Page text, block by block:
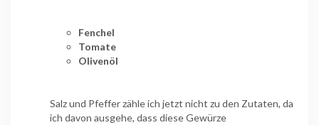
Fenchel
Tomate
Olivenöl
Salz und Pfeffer zähle ich jetzt nicht zu den Zutaten, da
ich davon ausgehe, dass diese Gewürze